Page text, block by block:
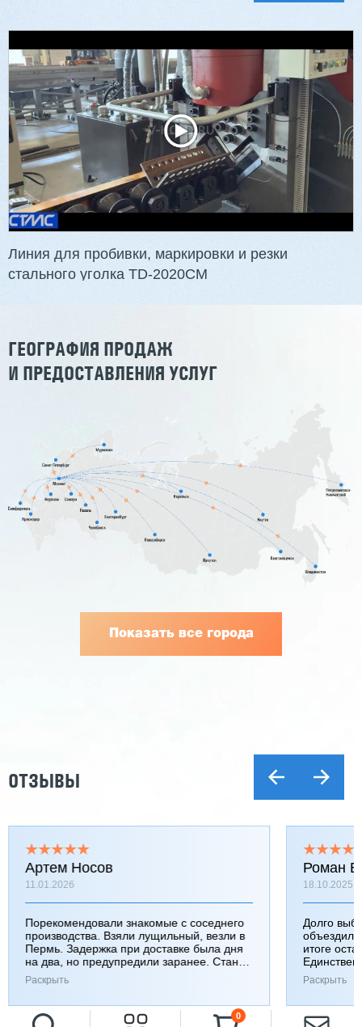
0
Двухсторонний шипорез MX6015
2 854 839 ₽
3 201 613 ₽
Артикул: 2497
Длина заготовки: 400-1500 мм
Макс. ширина заготовки: 580 мм
Станок проходного типа
Узлы: 4 пилы, 2 фрезы
Линия для пробивки, маркировки и резки
стального уголка TD-2020CM
ГЕОГРАФИЯ ПРОДАЖ
И ПРЕДОСТАВЛЕНИЯ УСЛУГ
Показать все города
ОТЗЫВЫ
Артем Носов
11.01.2026
Порекомендовали знакомые с соседнего
производства. Взяли лущильный, везли в
Пермь. Задержка при доставке была дня
на два, но предупредили заранее. Станок
работает хорошо, к качеству вопросов нет.
Раскрыть
Роман
18.10.2025
Долго
итоге
Раскрыть